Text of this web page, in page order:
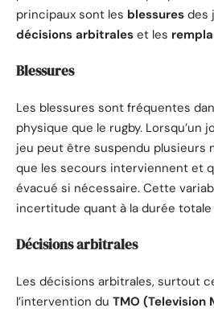
principaux sont les blessures des
décisions arbitrales et les
Blessures
Les blessures sont fréquentes
physique que le rugby. Lorsqu’un
jeu peut être suspendu plusieurs
que les secours interviennent et
évacué si nécessaire. Cette
incertitude quant à la durée totale
Décisions arbitrales
Les décisions arbitrales, surtout
l’intervention du TMO